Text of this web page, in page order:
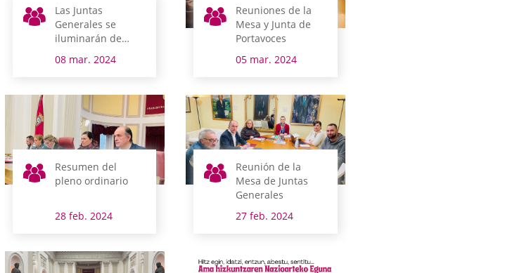
Las Juntas
Generales se
iluminarán de
de semana por el
de las Mujeres
08 mar. 2024
Reuniones de la
Mesa y Junta de
Portavoces
05 mar. 2024
Resumen del
pleno ordinario
28 feb. 2024
Reunión de la
Mesa de Juntas
Generales
27 feb. 2024